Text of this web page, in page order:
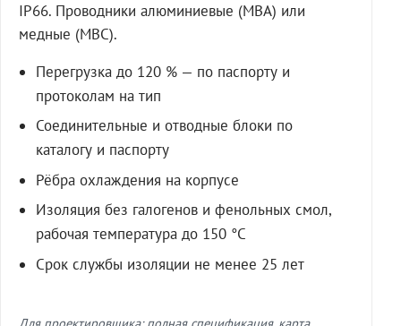
IP66. Проводники алюминиевые (МВА) или
медные (МВС).
Перегрузка до 120 % — по паспорту и
протоколам на тип
Соединительные и отводные блоки по
каталогу и паспорту
Рёбра охлаждения на корпусе
Изоляция без галогенов и фенольных смол,
рабочая температура до 150 °C
Срок службы изоляции не менее 25 лет